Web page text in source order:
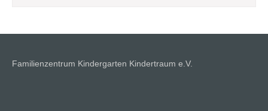
Familienzentrum Kindergarten Kindertraum e.V.